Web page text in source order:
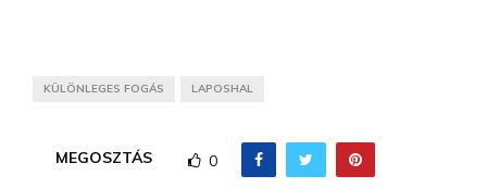
KÜLÖNLEGES FOGÁS LAPOSHAL
MEGOSZTÁS 0